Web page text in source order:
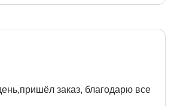
заказ, благодарю все